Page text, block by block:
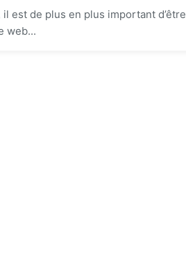
est de plus en plus important d’être
web...